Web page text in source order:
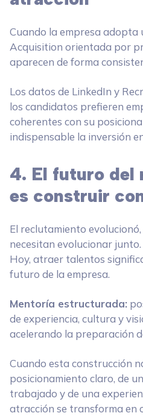
Cuando la empresa
Acquisition orientada por
aparecen de forma
Los datos de LinkedIn y
los candidatos prefieren
coherentes con su
indispensable la inversión
4. El futuro del
es construir
El reclutamiento
necesitan evolucionar junto.
Hoy, atraer talentos
futuro de la empresa.
Mentoría estructurada:
de experiencia, cultura y
acelerando la preparación
Cuando esta construcción
posicionamiento claro, de
trabajado y de una
atracción se transforma en